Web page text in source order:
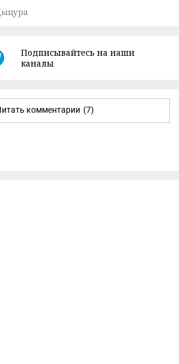
Подписывайтесь на наши
каналы
комментарии (7)